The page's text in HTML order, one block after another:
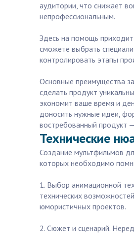
аудитории, что снижает
непрофессиональным.
Здесь на помощь
сможете выбрать
контролировать этапы
Основные преимущества
сделать продукт
экономит ваше время и
доносить нужные идеи,
востребованный продукт
Технические
Создание мультфильмов
которых необходимо
1. Выбор анимационной
технических
юмористичных проектов.
2. Сюжет и сценарий.